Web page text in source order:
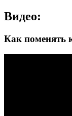
Видео:
Как поменять